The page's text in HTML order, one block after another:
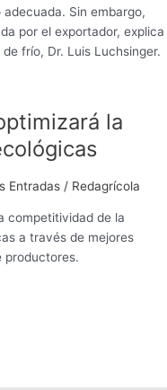
Sin embargo,
por el exportador, explica
frío, Dr. Luis Luchsinger.
la
Entradas / Redagrícola
competitividad de la
a través de mejores
productores.